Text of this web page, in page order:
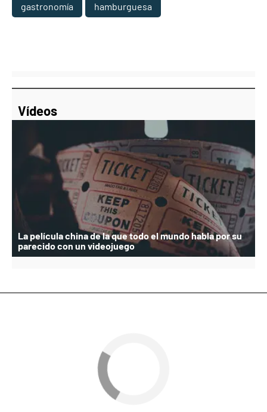
gastronomía hamburguesa
Vídeos
La película china de la que todo el mundo habla por su
parecido con un videojuego